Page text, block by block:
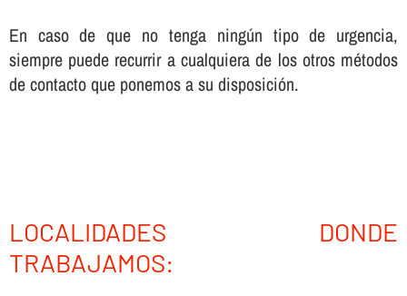
En caso de que no tenga ningún tipo de urgencia,
siempre puede recurrir a cualquiera de los otros métodos
de contacto que ponemos a su disposición.
LOCALIDADES DONDE
TRABAJAMOS: